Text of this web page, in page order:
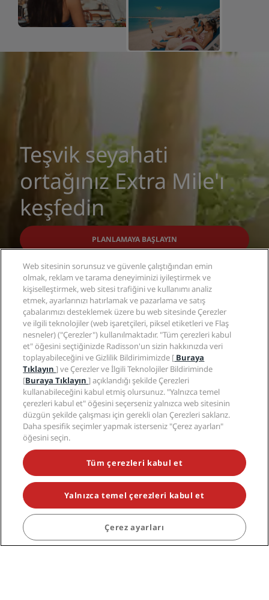
Teşvik seyahati
ortağınız Extra Mile'ı
keşfedin
PLANLAMAYA BAŞLAYIN
Gözde destinasyonlar
Hızlı bağlantılar
Seyahat profesyonelleri
Kurumsal
Yasal
Yardım
Sosyal medya
Web sitesinin sorunsuz ve güvenle çalıştığından emin
olmak, reklam ve tarama deneyiminizi iyileştirmek ve
kişiselleştirmek, web sitesi trafiğini ve kullanımı analiz
etmek, ayarlarınızı hatırlamak ve pazarlama ve satış
çabalarımızı desteklemek üzere bu web sitesinde Çerezler
ve ilgili teknolojiler (web işaretçileri, piksel etiketleri ve Flaş
nesneler) ("Çerezler") kullanılmaktadır. "Tüm çerezleri kabul
et" öğesini seçtiğinizde Radisson'un sizin hakkınızda veri
toplayabileceğini ve Gizlilik Bildirimimizde [ Buraya
Tıklayın] ve Çerezler ve İlgili Teknolojiler Bildiriminde
[Buraya Tıklayın] açıklandığı şekilde Çerezleri
kullanabileceğini kabul etmiş olursunuz. "Yalnızca temel
çerezleri kabul et" öğesini seçerseniz yalnızca web sitesinin
düzgün şekilde çalışması için gerekli olan Çerezleri saklarız.
Daha spesifik seçimler yapmak isterseniz "Çerez ayarları"
öğesini seçin.
Tüm çerezleri kabul et
Yalnızca temel çerezleri kabul et
Çerez ayarları